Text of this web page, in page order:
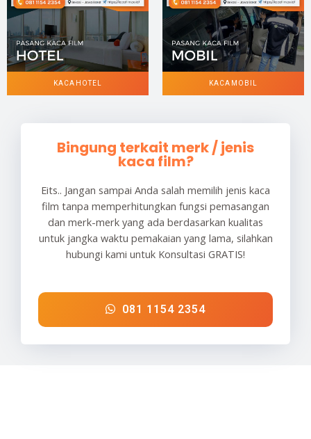
KACA HOTEL KACA MOBIL
Bingung terkait merk / jenis
kaca film?
Eits.. Jangan sampai Anda salah memilih jenis kaca
film tanpa memperhitungkan fungsi pemasangan
dan merk-merk yang ada berdasarkan kualitas
untuk jangka waktu pemakaian yang lama, silahkan
hubungi kami untuk Konsultasi GRATIS!
081 1154 2354